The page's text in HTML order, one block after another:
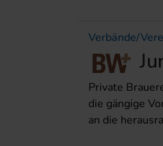
Verbände/
Private
die gängige
an die